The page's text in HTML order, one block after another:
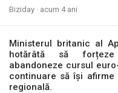
Biziday · acum 4 ani
Ministerul britanic al
hotărâtă să
abandoneze cursul
continuare să își afirme
regională.